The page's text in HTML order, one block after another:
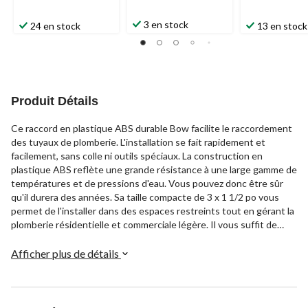
24 en stock 3 en stock 13 en stock
Produit Détails
Ce raccord en plastique ABS durable Bow facilite le raccordement
des tuyaux de plomberie. L'installation se fait rapidement et
facilement, sans colle ni outils spéciaux. La construction en
plastique ABS reflète une grande résistance à une large gamme de
températures et de pressions d'eau. Vous pouvez donc être sûr
qu'il durera des années. Sa taille compacte de 3 x 1 1/2 po vous
permet de l'installer dans des espaces restreints tout en gérant la
plomberie résidentielle et commerciale légère. Il vous suffit de
connexion. Vous apprécierez la facilité avec laquelle ce raccord
Afficher plus de détails